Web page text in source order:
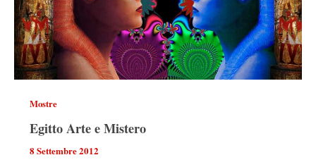
Mostre
Egitto Arte e Mistero
8 Settembre 2012